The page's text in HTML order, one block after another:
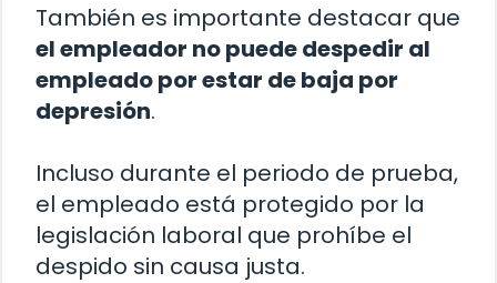
También es importante destacar que
el empleador no puede despedir al
empleado por estar de baja por
depresión.
Incluso durante el periodo de prueba,
el empleado está protegido por la
legislación laboral que prohíbe el
despido sin causa justa.